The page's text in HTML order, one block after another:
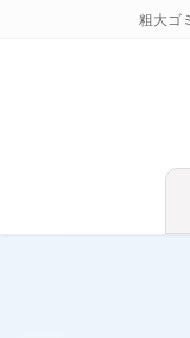
プ
動
粗大ゴ